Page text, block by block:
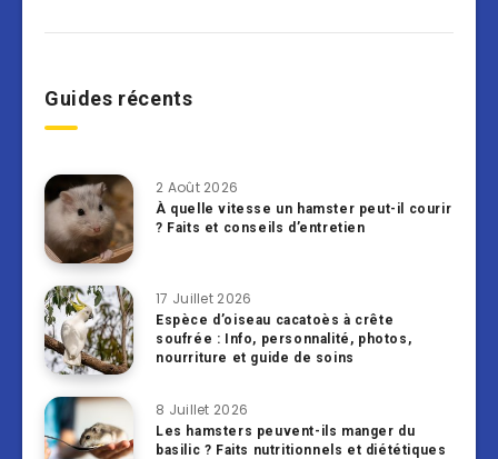
Guides récents
2 Août 2026
À quelle vitesse un hamster peut-il courir
? Faits et conseils d’entretien
17 Juillet 2026
Espèce d’oiseau cacatoès à crête
soufrée : Info, personnalité, photos,
nourriture et guide de soins
8 Juillet 2026
Les hamsters peuvent-ils manger du
basilic ? Faits nutritionnels et diététiques